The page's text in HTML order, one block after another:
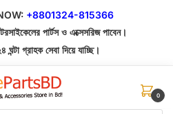
+8801324-815366
পার্টস ও এক্সেসরিজ পাবেন।
গ্রাহক সেবা দিয়ে যাচ্ছি।
0